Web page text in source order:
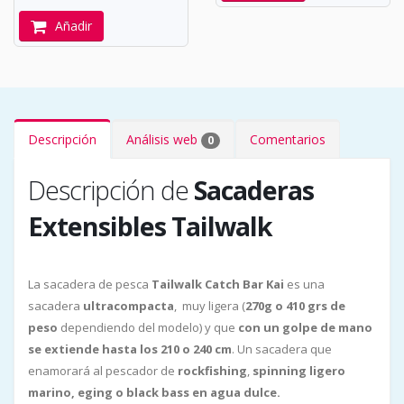
Añadir
Descripción Análisis web 0 Comentarios
Descripción deSacaderas
Extensibles Tailwalk
La sacadera de pesca Tailwalk Catch Bar Kai es una
sacadera ultracompacta, muy ligera (270g o 410 grs de
peso dependiendo del modelo) y que con un golpe de mano
se extiende hasta los 210 o 240 cm. Un sacadera que
enamorará al pescador de rockfishing, spinning ligero
marino, eging o black bass en agua dulce.